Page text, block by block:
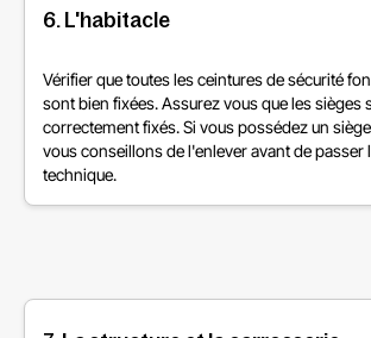
6. L'habitacle
Vérifier que toutes les ceintures de sécurité
sont bien fixées. Assurez vous que les sièges
correctement fixés. Si vous possédez un
vous conseillons de l'enlever avant de passer
technique.